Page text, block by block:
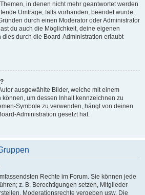
in denen nicht mehr geantwortet werden
Umfrage, falls vorhanden, beendet wurde.
durch einen Moderator oder Administrator
du auch die Möglichkeit, deine eigenen
dies durch die Board-Administration erlaubt
ausgewählte Bilder, welche mit einem
um dessen Inhalt kennzeichnen zu
Symbole zu verwenden, hängt von deinen
Administration gesetzt hat.
Rechte im Forum. Sie können jede
z. B. Berechtigungen setzen, Mitglieder
Moderationsrechte vergeben usw. Die